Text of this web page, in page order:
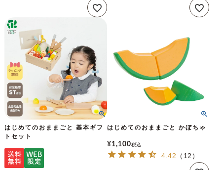
はじめてのおままごと 基本ギフ
トセット
はじめてのおままごと かぼちゃ
¥1,100税込
4.42 （ 12 ）